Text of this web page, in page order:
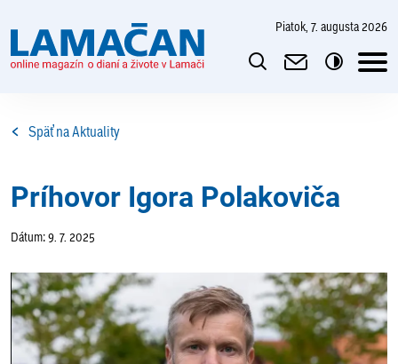
piatok, 7. augusta 2026
Späť na Aktuality
Príhovor Igora Polakoviča
Dátum: 9. 7. 2025